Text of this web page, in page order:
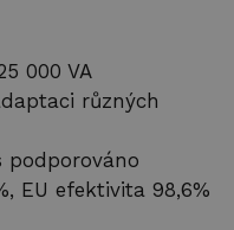
000 VA
různých
podporováno
EU efektivita 98,6%